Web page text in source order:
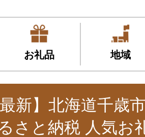
お礼品 地域
最新】北海道千歳
さと納税 人気お